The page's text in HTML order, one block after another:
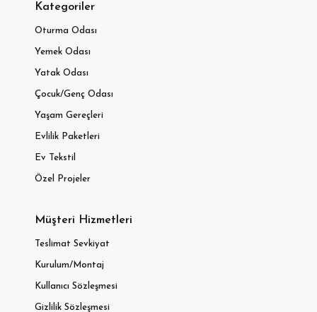
Kategoriler
Oturma Odası
Yemek Odası
Yatak Odası
Çocuk/Genç Odası
Yaşam Gereçleri
Evlilik Paketleri
Ev Tekstil
Özel Projeler
Müşteri Hizmetleri
Teslimat Sevkiyat
Kurulum/Montaj
Kullanıcı Sözleşmesi
Gizlilik Sözleşmesi